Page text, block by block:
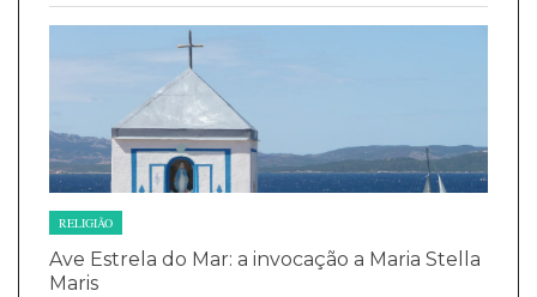
RELIGIÃO
Ave Estrela do Mar: a invocação a Maria Stella
Maris